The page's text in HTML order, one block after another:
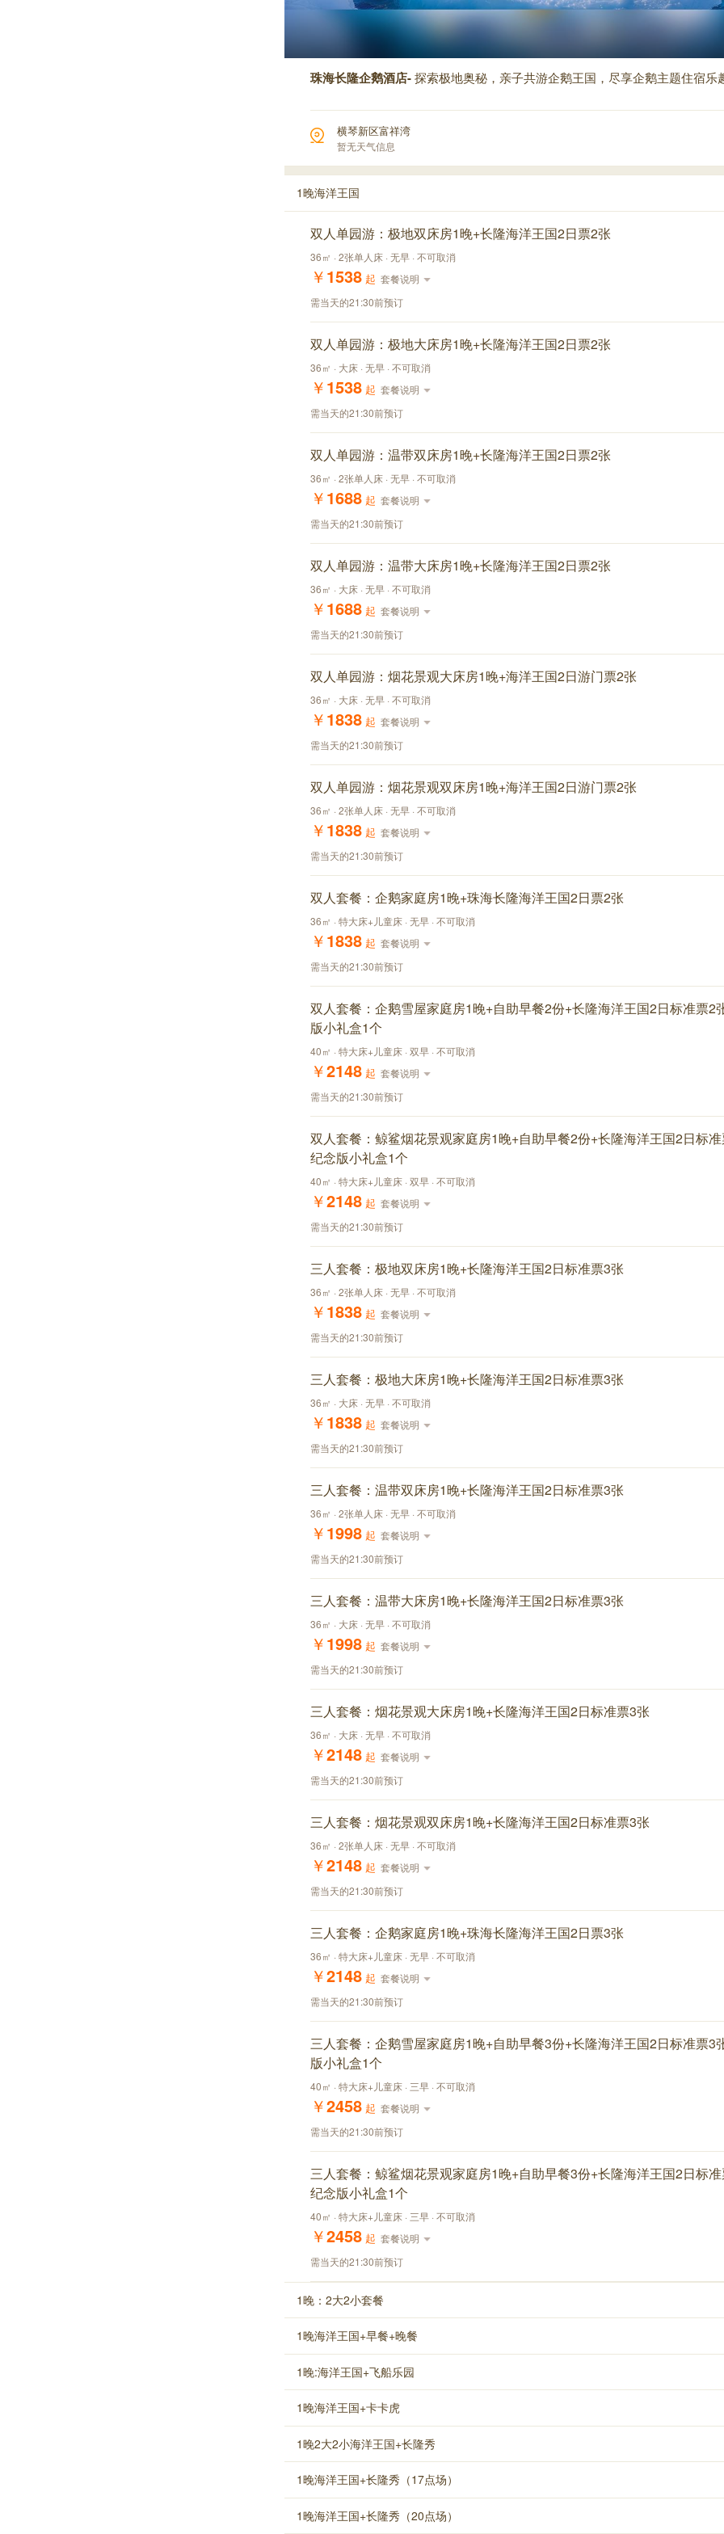
珠海长隆企鹅酒店-探索极地奥秘，亲子共游企鹅王国，尽享企鹅主题住宿乐
横琴新区富祥湾
暂无天气信息
1晚海洋王国
双人单园游：极地双床房1晚+长隆海洋王国2日票2张
36㎡ · 2张单人床 · 无早 · 不可取消
￥1538 起 套餐说明
需当天的21:30前预订
双人单园游：极地大床房1晚+长隆海洋王国2日票2张
36㎡ · 大床 · 无早 · 不可取消
￥1538 起 套餐说明
需当天的21:30前预订
双人单园游：温带双床房1晚+长隆海洋王国2日票2张
36㎡ · 2张单人床 · 无早 · 不可取消
￥1688 起 套餐说明
需当天的21:30前预订
双人单园游：温带大床房1晚+长隆海洋王国2日票2张
36㎡ · 大床 · 无早 · 不可取消
￥1688 起 套餐说明
需当天的21:30前预订
双人单园游：烟花景观大床房1晚+海洋王国2日游门票2张
36㎡ · 大床 · 无早 · 不可取消
￥1838 起 套餐说明
需当天的21:30前预订
双人单园游：烟花景观双床房1晚+海洋王国2日游门票2张
36㎡ · 2张单人床 · 无早 · 不可取消
￥1838 起 套餐说明
需当天的21:30前预订
双人套餐：企鹅家庭房1晚+珠海长隆海洋王国2日票2张
36㎡ · 特大床+儿童床 · 无早 · 不可取消
￥1838 起 套餐说明
需当天的21:30前预订
双人套餐：企鹅雪屋家庭房1晚+自助早餐2份+长隆海洋王国2日标准票2
版小礼盒1个
40㎡ · 特大床+儿童床 · 双早 · 不可取消
￥2148 起 套餐说明
需当天的21:30前预订
双人套餐：鲸鲨烟花景观家庭房1晚+自助早餐2份+长隆海洋王国2日标
纪念版小礼盒1个
40㎡ · 特大床+儿童床 · 双早 · 不可取消
￥2148 起 套餐说明
需当天的21:30前预订
三人套餐：极地双床房1晚+长隆海洋王国2日标准票3张
36㎡ · 2张单人床 · 无早 · 不可取消
￥1838 起 套餐说明
需当天的21:30前预订
三人套餐：极地大床房1晚+长隆海洋王国2日标准票3张
36㎡ · 大床 · 无早 · 不可取消
￥1838 起 套餐说明
需当天的21:30前预订
三人套餐：温带双床房1晚+长隆海洋王国2日标准票3张
36㎡ · 2张单人床 · 无早 · 不可取消
￥1998 起 套餐说明
需当天的21:30前预订
三人套餐：温带大床房1晚+长隆海洋王国2日标准票3张
36㎡ · 大床 · 无早 · 不可取消
￥1998 起 套餐说明
需当天的21:30前预订
三人套餐：烟花景观大床房1晚+长隆海洋王国2日标准票3张
36㎡ · 大床 · 无早 · 不可取消
￥2148 起 套餐说明
需当天的21:30前预订
三人套餐：烟花景观双床房1晚+长隆海洋王国2日标准票3张
36㎡ · 2张单人床 · 无早 · 不可取消
￥2148 起 套餐说明
需当天的21:30前预订
三人套餐：企鹅家庭房1晚+珠海长隆海洋王国2日票3张
36㎡ · 特大床+儿童床 · 无早 · 不可取消
￥2148 起 套餐说明
需当天的21:30前预订
三人套餐：企鹅雪屋家庭房1晚+自助早餐3份+长隆海洋王国2日标准票3
版小礼盒1个
40㎡ · 特大床+儿童床 · 三早 · 不可取消
￥2458 起 套餐说明
需当天的21:30前预订
三人套餐：鲸鲨烟花景观家庭房1晚+自助早餐3份+长隆海洋王国2日标
纪念版小礼盒1个
40㎡ · 特大床+儿童床 · 三早 · 不可取消
￥2458 起 套餐说明
需当天的21:30前预订
1晚：2大2小套餐
1晚海洋王国+早餐+晚餐
1晚:海洋王国+飞船乐园
1晚海洋王国+卡卡虎
1晚2大2小海洋王国+长隆秀
1晚海洋王国+长隆秀（17点场）
1晚海洋王国+长隆秀（20点场）